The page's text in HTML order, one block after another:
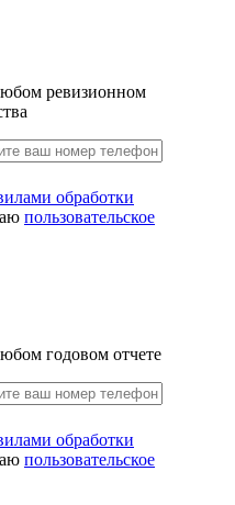
ревизионном
обработки
пользовательское
годовом отчете
обработки
пользовательское